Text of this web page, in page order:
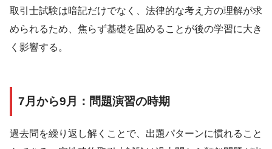
取引士試験は暗記だけでなく、法律的な考え方の理解が求
められるため、焦らず基礎を固めることが後の学習に大き
く影響する。
7月から9月：問題演習の時期
過去問を繰り返し解くことで、出題パターンに慣れること